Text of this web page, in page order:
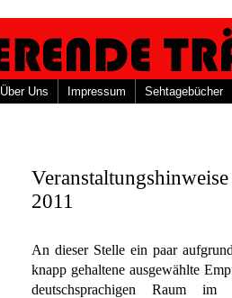
Über Uns Impressum Sehtagebücher
2011
An dieser Stelle ein paar
knapp gehaltene ausgewählte
deutschsprachigen Raum